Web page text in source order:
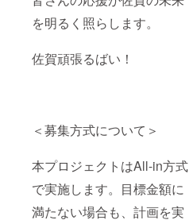
を明るく照らします。
佐賀頑張るばい！
＜募集方式について＞
本プロジェクトはAll-in方式
で実施します。目標金額に
満たない場合も、計画を実